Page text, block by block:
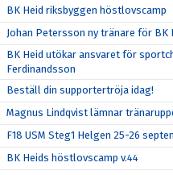
BK Heid riksbyggen höstlovscamp
Johan Petersson ny tränare för BK
BK Heid utökar ansvaret för
Ferdinandsson
Beställ din supportertröja idag!
Magnus Lindqvist lämnar
F18 USM Steg1 Helgen 25-26
BK Heids höstlovscamp v.44